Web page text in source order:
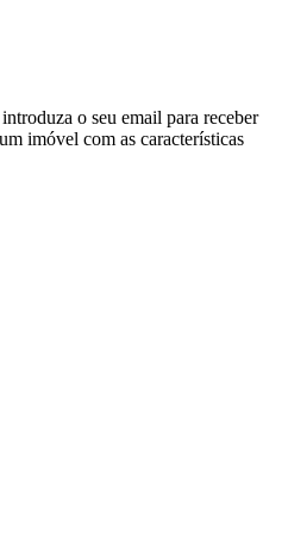
o seu email para receber
imóvel com as características